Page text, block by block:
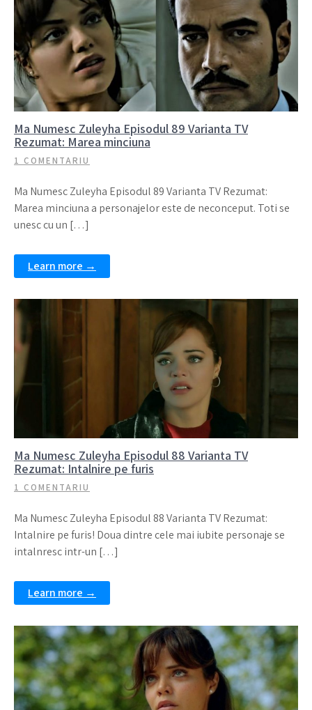
Ma Numesc Zuleyha Episodul 89 Varianta TV
Rezumat: Marea minciuna
1 COMENTARIU
Ma Numesc Zuleyha Episodul 89 Varianta TV Rezumat:
Marea minciuna a personajelor este de neconceput. Toti se
unesc cu un […]
Learn more →
Ma Numesc Zuleyha Episodul 88 Varianta TV
Rezumat: Intalnire pe furis
1 COMENTARIU
Ma Numesc Zuleyha Episodul 88 Varianta TV Rezumat:
Intalnire pe furis! Doua dintre cele mai iubite personaje se
intalnresc intr-un […]
Learn more →